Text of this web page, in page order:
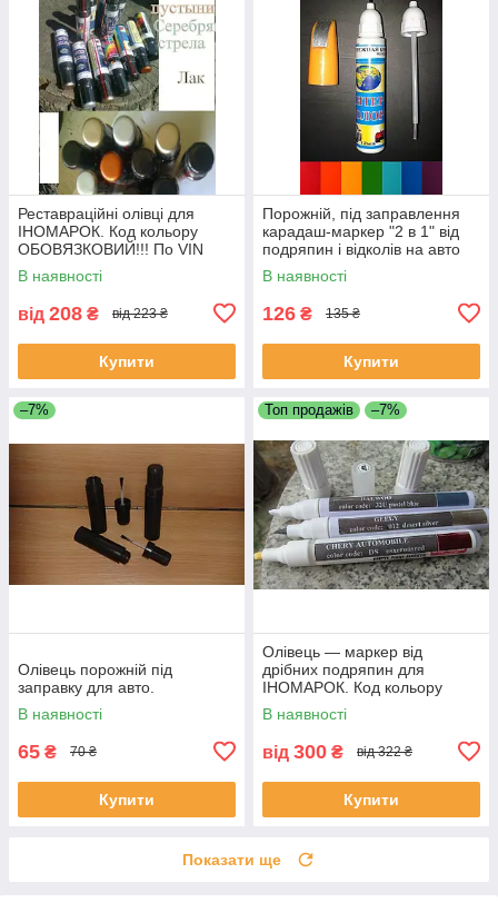
Реставраційні олівці для
ІНОМАРОК. Код кольору
ОБОВЯЗКОВИЙ!!! По VIN
коду не працюемо!!!
В наявності
від 208 ₴ від 223 ₴
Купити
Порожній, під заправлення
карадаш-маркер "2 в 1" від
подряпин і відколів на авто
12 мл.
В наявності
126 ₴ 135 ₴
Купити
–7%
Олівець порожній під
заправку для авто.
В наявності
65 ₴ 70 ₴
Купити
Топ продажів –7%
Олівець — маркер від
дрібних подряпин для
ІНОМАРОК. Код кольору
ОБОВЯЗКОВИЙ!!!
В наявності
від 300 ₴ від 322 ₴
Купити
Показати ще